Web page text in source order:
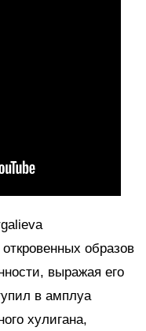
образов
выражая его
в амплуа
хулигана,